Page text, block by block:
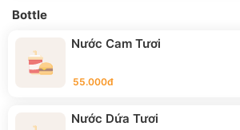
Bottle
Nước Cam Tươi
55.000đ
Nước Dứa Tươi